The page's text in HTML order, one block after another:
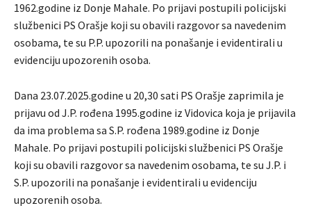
1962.godine iz Donje Mahale. Po prijavi postupili policijski
službenici PS Orašje koji su obavili razgovor sa navedenim
osobama, te su P.P. upozorili na ponašanje i evidentirali u
evidenciju upozorenih osoba.
Dana 23.07.2025.godine u 20,30 sati PS Orašje zaprimila je
prijavu od J.P. rođena 1995.godine iz Vidovica koja je prijavila
da ima problema sa S.P. rođena 1989.godine iz Donje
Mahale. Po prijavi postupili policijski službenici PS Orašje
koji su obavili razgovor sa navedenim osobama, te su J.P. i
S.P. upozorili na ponašanje i evidentirali u evidenciju
upozorenih osoba.